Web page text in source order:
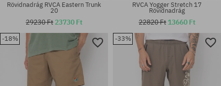
Rövidnadrág RVCA Eastern Trunk
20
29230 Ft 23730 Ft
RVCA Yogger Stretch 17
Rövidnadrág
22820 Ft 13660 Ft
-18% -33%